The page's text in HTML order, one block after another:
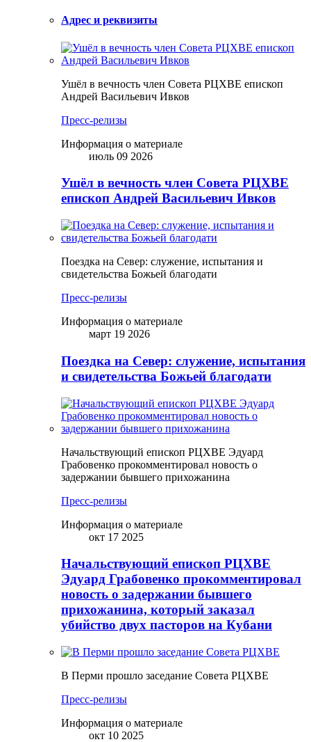
Адрес и реквизиты
Ушёл в вечность член Совета РЦХВЕ епископ
Андрей Васильевич Ивков
Пресс-релизы
Информация о материале
июль 09 2026
Ушёл в вечность член Совета РЦХВЕ
епископ Андрей Васильевич Ивков
Поездка на Север: служение, испытания и
свидетельства Божьей благодати
Пресс-релизы
Информация о материале
март 19 2026
Поездка на Север: служение, испытания
и свидетельства Божьей благодати
Начальствующий епископ РЦХВЕ Эдуард
Грабовенко прокомментировал новость о
задержании бывшего прихожанина
Пресс-релизы
Информация о материале
окт 17 2025
Начальствующий епископ РЦХВЕ
Эдуард Грабовенко прокомментировал
новость о задержании бывшего
прихожанина, который заказал
убийство двух пасторов на Кубани
В Перми прошло заседание Совета РЦХВЕ
Пресс-релизы
Информация о материале
окт 10 2025